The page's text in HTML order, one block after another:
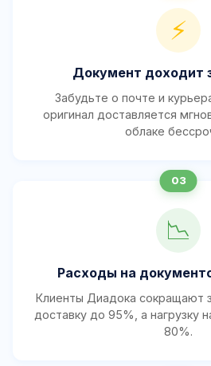
⚡
Документ доходит
Забудьте о почте и
оригинал доставляется
облаке
📉
Расходы на
Клиенты Диадока сокращают
доставку до 95%, а нагрузку
80%.